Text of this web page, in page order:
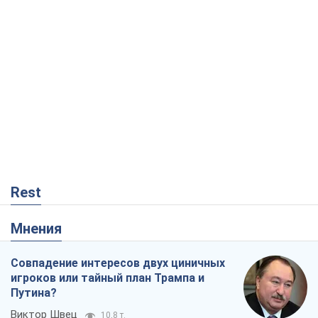
Rest
Мнения
Совпадение интересов двух циничных
игроков или тайный план Трампа и
Путина?
Виктор Швец 10,8 т.